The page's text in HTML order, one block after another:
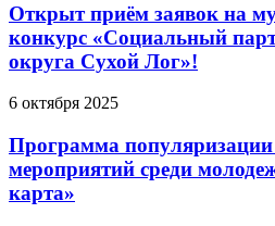
Открыт приём заявок на
конкурс «Социальный
округа Сухой Лог»!
6 октября 2025
Программа
мероприятий среди
карта»